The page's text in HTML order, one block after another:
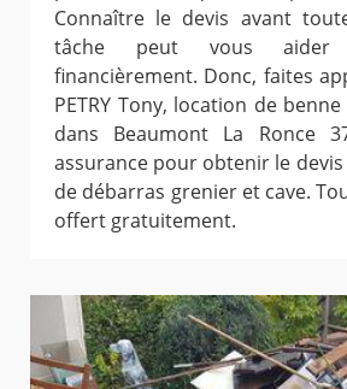
Connaître le devis avant
tâche peut vous
financièrement. Donc, faites
PETRY Tony, location de
dans Beaumont La Ronce
assurance pour obtenir le
de débarras grenier et cave.
offert gratuitement.